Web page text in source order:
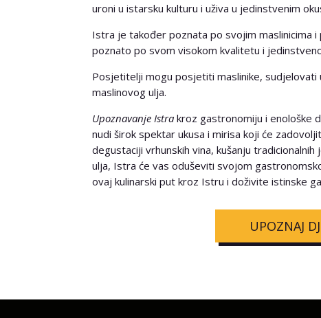
uroni u istarsku kulturu i uživa u jedinstvenim
Istra je također poznata po svojim maslinicima
poznato po svom visokom kvalitetu i
Posjetitelji mogu posjetiti maslinike,
maslinovog ulja.
Upoznavanje Istra kroz gastronomiju i enološke
nudi širok spektar ukusa i mirisa koji će
degustaciji vrhunskih vina, kušanju
ulja, Istra će vas oduševiti svojom
ovaj kulinarski put kroz Istru i doživite istinske
UPOZNAJ